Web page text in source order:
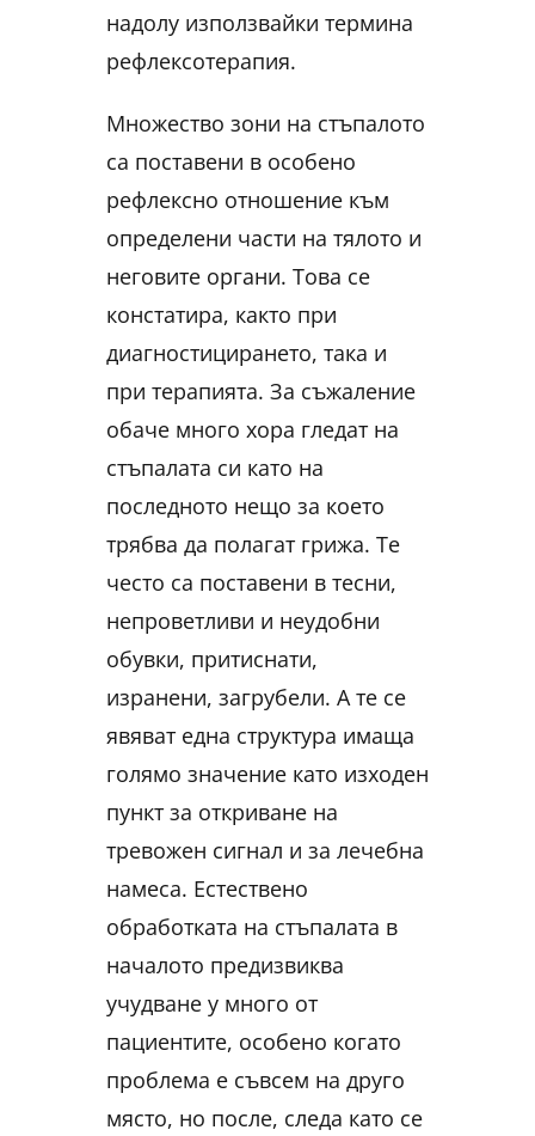
надолу използвайки термина
рефлексотерапия.
Множество зони на стъпалото
са поставени в особено
рефлексно отношение към
определени части на тялото и
неговите органи. Това се
констатира, както при
диагностицирането, така и
при терапията. За съжаление
обаче много хора гледат на
стъпалата си като на
последното нещо за което
трябва да полагат грижа. Те
често са поставени в тесни,
непроветливи и неудобни
обувки, притиснати,
изранени, загрубели. А те се
явяват една структура имаща
голямо значение като изходен
пункт за откриване на
тревожен сигнал и за лечебна
намеса. Естествено
обработката на стъпалата в
началото предизвиква
учудване у много от
пациентите, особено когато
проблема е съвсем на друго
място, но после, следа като се